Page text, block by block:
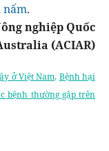
nấm.
nghiệp Quốc
(ACIAR)
ở Việt Nam, Bệnh hại
bệnh thường gặp trên